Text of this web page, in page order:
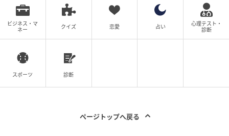
ビジネス・マ
ネー
クイズ 恋愛 占い
心理テスト・
診断
スポーツ 診断
ページトップへ戻る